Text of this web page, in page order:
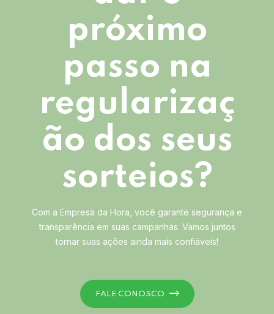
próximo
passo na
regularizaç
ão dos seus
sorteios?
Com a Empresa da Hora, você garante segurança e
transparência em suas campanhas. Vamos juntos
tornar suas ações ainda mais confiáveis!
FALE CONOSCO